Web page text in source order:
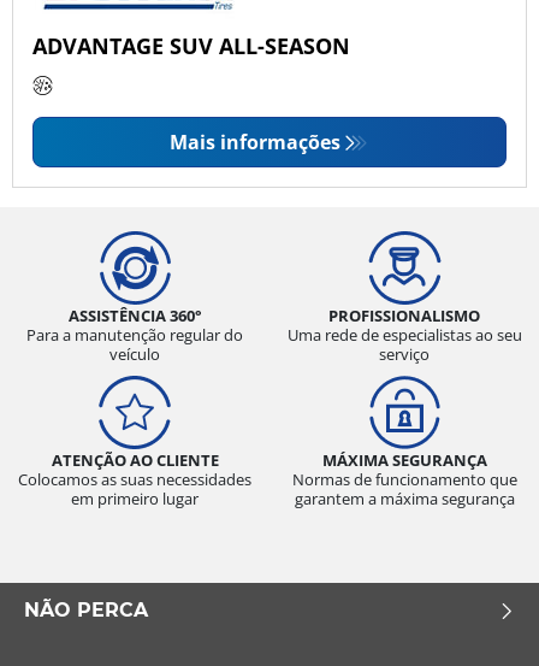
ADVANTAGE SUV ALL-SEASON
Mais informações
ASSISTÊNCIA 360°
Para a manutenção regular do
veículo
PROFISSIONALISMO
Uma rede de especialistas ao seu
serviço
ATENÇÃO AO CLIENTE
Colocamos as suas necessidades
em primeiro lugar
MÁXIMA SEGURANÇA
Normas de funcionamento que
garantem a máxima segurança
NÃO PERCA